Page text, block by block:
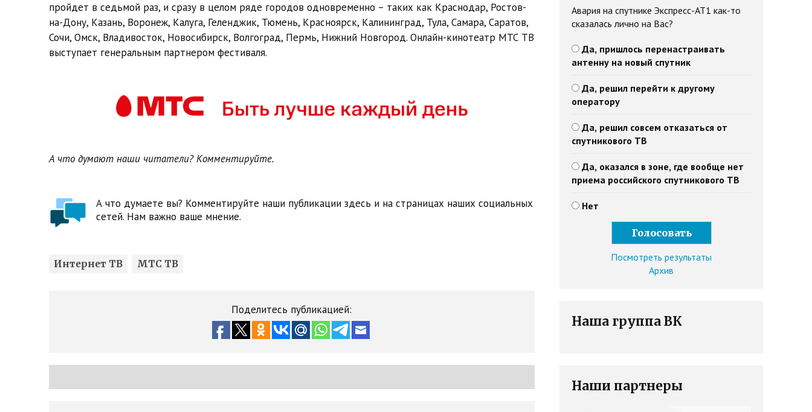
пройдет в седьмой раз, и сразу в целом ряде городов одновременно – таких как Краснодар, Ростов-
на-Дону, Казань, Воронеж, Калуга, Геленджик, Тюмень, Красноярск, Калининград, Тула, Самара, Саратов,
Сочи, Омск, Владивосток, Новосибирск, Волгоград, Пермь, Нижний Новгород. Онлайн-кинотеатр МТС ТВ
выступает генеральным партнером фестиваля.
А что думают наши читатели? Комментируйте.
А что думаете вы? Комментируйте наши публикации здесь и на страницах наших социальных
сетей. Нам важно ваше мнение.
Интернет ТВ МТС ТВ
Поделитесь публикацией:
Авария на спутнике Экспресс-АТ1 как-то
сказалась лично на Вас?
Да, пришлось перенастраивать
антенну на новый спутник
Да, решил перейти к другому
оператору
Да, решил совсем отказаться от
спутникового ТВ
Да, оказался в зоне, где вообще нет
приема российского спутникового ТВ
Нет
Посмотреть результаты
Архив
Наша группа ВК
Наши партнеры